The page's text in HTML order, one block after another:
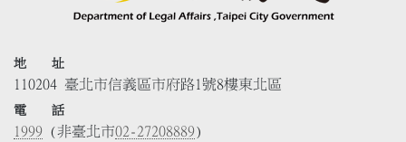
地 址
110204 臺北市信義區市府路1號8樓東北區
電 話
1999 (非臺北市02-27208889)